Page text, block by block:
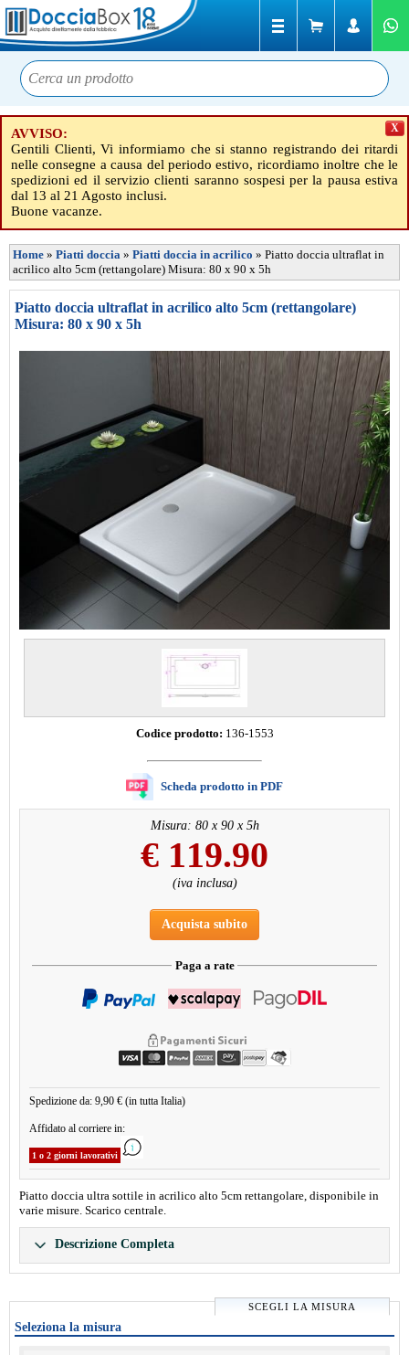
AVVISO:
Gentili Clienti, Vi informiamo che si stanno registrando dei ritardi
nelle consegne a causa del periodo estivo, ricordiamo inoltre che le
spedizioni ed il servizio clienti saranno sospesi per la pausa estiva
dal 13 al 21 Agosto inclusi.
Buone vacanze.
X
Home » Piatti doccia » Piatti doccia in acrilico » Piatto doccia ultraflat in
acrilico alto 5cm (rettangolare) Misura: 80 x 90 x 5h
Piatto doccia ultraflat in acrilico alto 5cm (rettangolare)
Misura: 80 x 90 x 5h
Codice prodotto: 136-1553
Scheda prodotto in PDF
Misura: 80 x 90 x 5h
€ 119.90
(iva inclusa)
Acquista subito
Paga a rate
Spedizione da: 9,90 € (in tutta Italia)
Affidato al corriere in:
1 o 2 giorni lavorativi
Piatto doccia ultra sottile in acrilico alto 5cm rettangolare, disponibile in
varie misure. Scarico centrale.
Descrizione Completa
SCEGLI LA MISURA
Seleziona la misura